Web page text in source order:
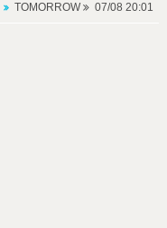
TOMORROW 07/08 20:01